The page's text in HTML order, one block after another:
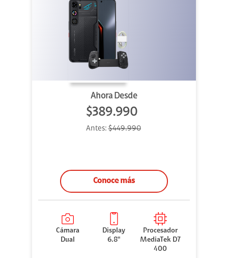
Ahora Desde
$389.990
Antes:$449.990
Conoce más
Cámara
Dual
Display
6.8"
Procesador
MediaTek D7
400